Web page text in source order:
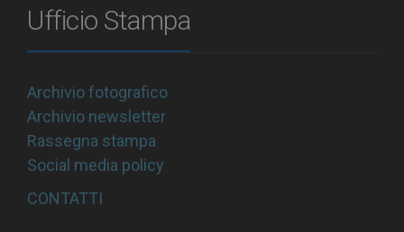
Ufficio Stampa
Archivio fotografico
Archivio newsletter
Rassegna stampa
Social media policy
CONTATTI